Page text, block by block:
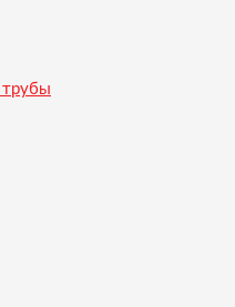
трубы